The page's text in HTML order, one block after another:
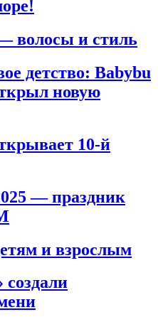
волосы и стиль
детство: Babybu
новую
10-й
— праздник
и взрослым